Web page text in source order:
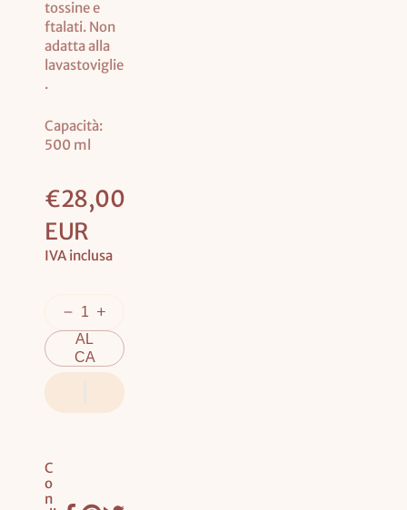
tossine e
ftalati. Non
adatta alla
lavastoviglie
.
Capacità:
500 ml
Prezzo
base
€28,00
EUR
IVA inclusa
GIU
NGI
AL
CA
C
o
n